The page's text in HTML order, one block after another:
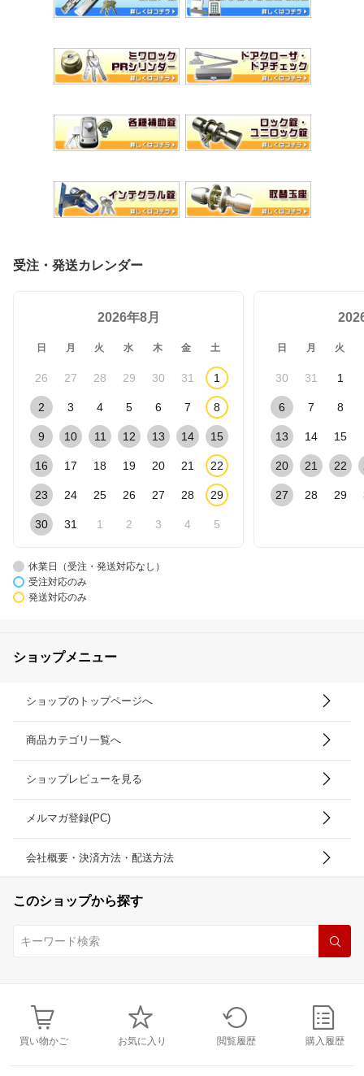
受注・発送カレンダー
2026年8月
日 月 火 水 木 金 土
26 27 28 29 30 31 1
2 3 4 5 6 7 8
9 10 11 12 13 14 15
16 17 18 19 20 21 22
23 24 25 26 27 28 29
30 31 1 2 3 4 5
日 月 火
30 31 1
6 7 8
13 14 15
20 21 22
27 28 29
休業日（受注・発送対応なし）
受注対応のみ
発送対応のみ
ショップメニュー
ショップのトップページへ
商品カテゴリ一覧へ
ショップレビューを見る
メルマガ登録(PC)
会社概要・決済方法・配送方法
このショップから探す
買い物かご お気に入り 閲覧履歴 購入履歴